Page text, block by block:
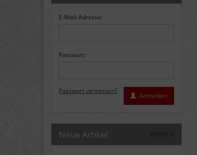
E-Mail-Adresse:
Passwort:
Passwort vergessen?
Anmelden
Neue Artikel